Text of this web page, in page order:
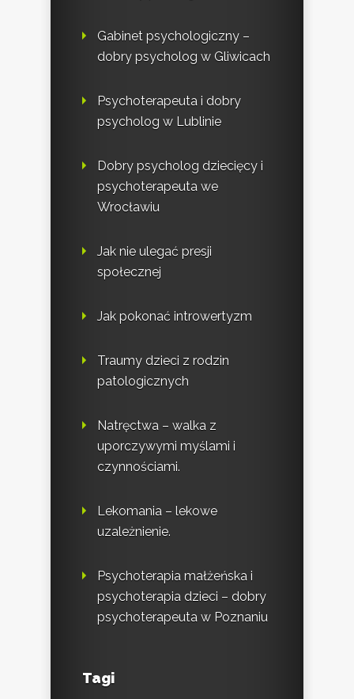
Gabinet psychologiczny –
dobry psycholog w Gliwicach
Psychoterapeuta i dobry
psycholog w Lublinie
Dobry psycholog dziecięcy i
psychoterapeuta we
Wrocławiu
Jak nie ulegać presji
społecznej
Jak pokonać introwertyzm
Traumy dzieci z rodzin
patologicznych
Natręctwa – walka z
uporczywymi myślami i
czynnościami.
Lekomania – lekowe
uzależnienie.
Psychoterapia małżeńska i
psychoterapia dzieci – dobry
psychoterapeuta w Poznaniu
Tagi